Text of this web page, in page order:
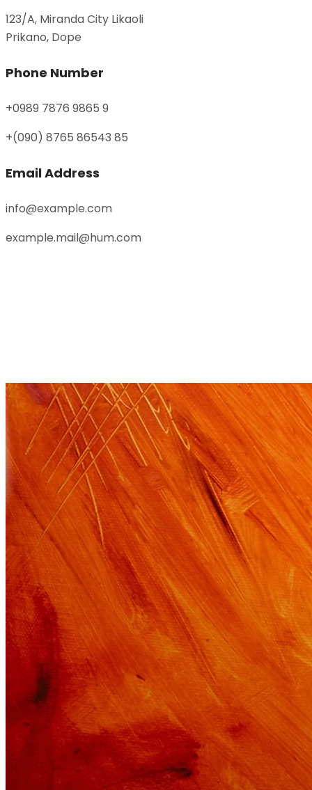
123/A, Miranda City Likaoli
Prikano, Dope
Phone Number
+0989 7876 9865 9
+(090) 8765 86543 85
Email Address
info@example.com
example.mail@hum.com